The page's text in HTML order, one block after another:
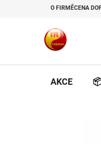
O FIRMĚCENA
AKCE